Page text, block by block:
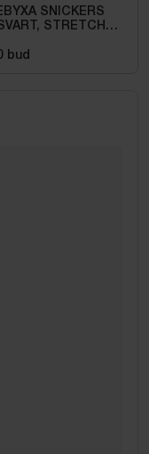
SNICKERS
STRETCH
bud